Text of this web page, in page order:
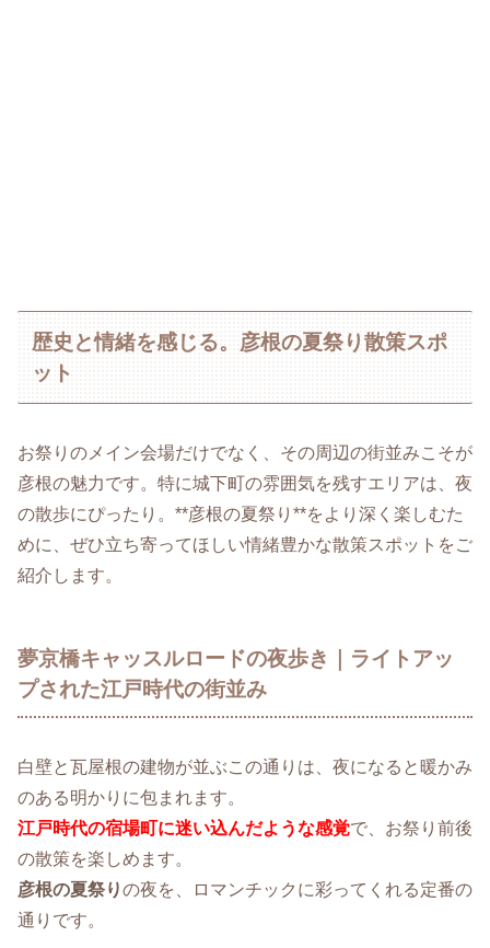
歴史と情緒を感じる。彦根の夏祭り散策スポ
ット
お祭りのメイン会場だけでなく、その周辺の街並みこそが
彦根の魅力です。特に城下町の雰囲気を残すエリアは、夜
の散歩にぴったり。**彦根の夏祭り**をより深く楽しむた
めに、ぜひ立ち寄ってほしい情緒豊かな散策スポットをご
紹介します。
夢京橋キャッスルロードの夜歩き｜ライトアッ
プされた江戸時代の街並み
白壁と瓦屋根の建物が並ぶこの通りは、夜になると暖かみ
のある明かりに包まれます。
江戸時代の宿場町に迷い込んだような感覚で、お祭り前後
の散策を楽しめます。
彦根の夏祭りの夜を、ロマンチックに彩ってくれる定番の
通りです。